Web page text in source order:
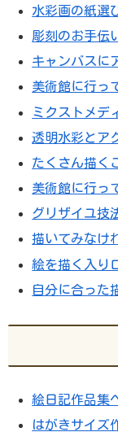
水彩画の紙選
彫刻のお手伝
キャンバスに
美術館に行っ
ミクストメデ
透明水彩とア
たくさん描く
美術館に行っ
グリザイユ技
描いてみなけ
絵を描く入り
自分に合った
絵日記作品集
はがきサイズ